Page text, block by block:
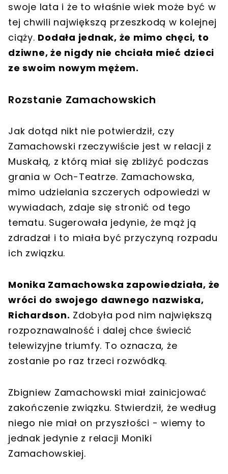
swoje lata i że to właśnie wiek może być w
tej chwili największą przeszkodą w kolejnej
ciąży. Dodała jednak, że mimo chęci, to
dziwne, że nigdy nie chciała mieć dzieci
ze swoim nowym mężem.
Rozstanie Zamachowskich
Jak dotąd nikt nie potwierdził, czy
Zamachowski rzeczywiście jest w relacji z
Muskałą, z którą miał się zbliżyć podczas
grania w Och-Teatrze. Zamachowska,
mimo udzielania szczerych odpowiedzi w
wywiadach, zdaje się stronić od tego
tematu. Sugerowała jedynie, że mąż ją
zdradzał i to miała być przyczyną rozpadu
ich związku.
Monika Zamachowska zapowiedziała, że
wróci do swojego dawnego nazwiska,
Richardson. Zdobyła pod nim największą
rozpoznawalność i dalej chce świecić
telewizyjne triumfy. To oznacza, że
zostanie po raz trzeci rozwódką.
Zbigniew Zamachowski miał zainicjować
zakończenie związku. Stwierdził, że według
niego nie miał on przyszłości - wiemy to
jednak jedynie z relacji Moniki
Zamachowskiej.